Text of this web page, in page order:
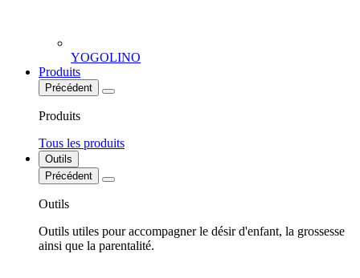
YOGOLINO
Produits
Précédent
Produits
Tous les produits
Outils
Précédent
Outils
Outils utiles pour accompagner le désir d'enfant, la grossesse
ainsi que la parentalité.